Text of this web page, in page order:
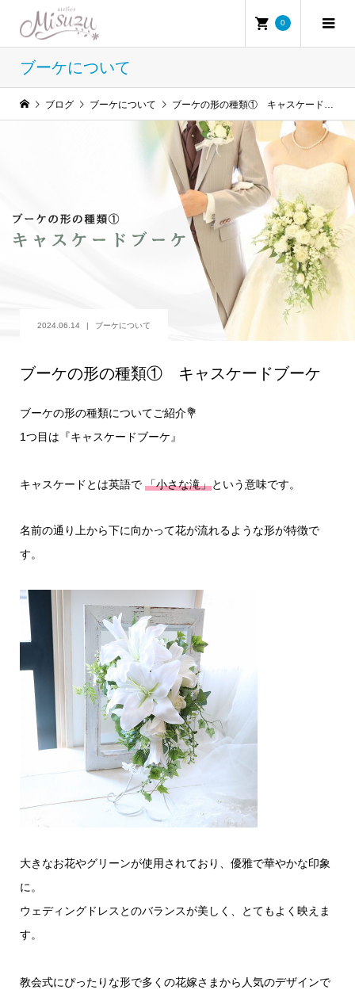
0
ブーケについて
ブログ ブーケについて ブーケの形の種類① キャスケードブーケ
2024.06.14 ブーケについて
ブーケの形の種類① キャスケードブーケ
ブーケの形の種類についてご紹介💐
1つ目は『キャスケードブーケ』
キャスケードとは英語で 「小さな滝」という意味です。
名前の通り上から下に向かって花が流れるような形が特徴で
す。
大きなお花やグリーンが使用されており、優雅で華やかな印象
に。
ウェディングドレスとのバランスが美しく、とてもよく映えま
す。
教会式にぴったりな形で多くの花嫁さまから人気のデザインで